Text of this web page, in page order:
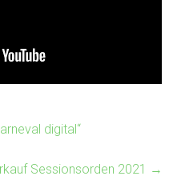
digital“
Sessionsorden 2021 →